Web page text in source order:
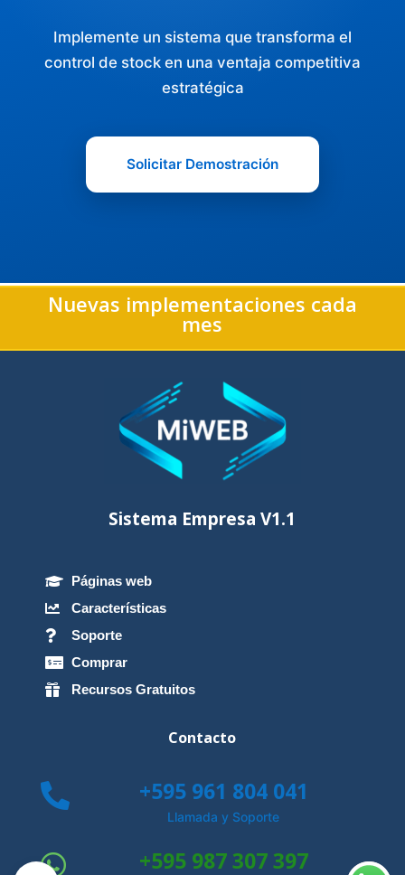
Implemente un sistema que transforma el
control de stock en una ventaja competitiva
estratégica
Solicitar Demostración
Nuevas implementaciones cada
mes
Sistema Empresa V1.1
 Páginas web
 Características
 Soporte
 Comprar
 Recursos Gratuitos
Contacto
 +595 961 804 041
Llamada y Soporte
 +595 987 307 397